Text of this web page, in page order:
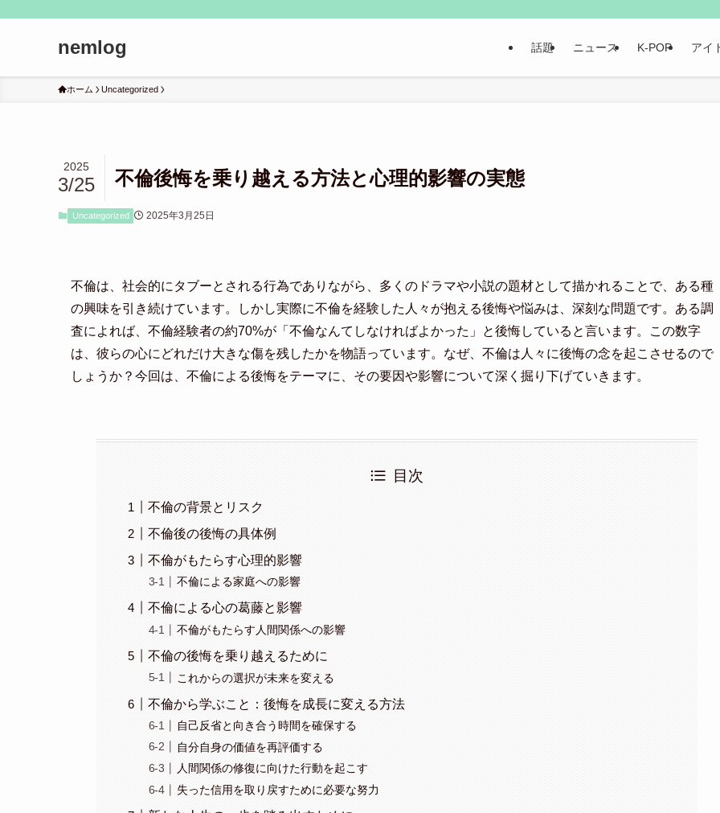
nemlog 話題 ニュース K-POP アイ
ホーム Uncategorized
不倫後悔を乗り越える方法と心理的影響の実態
2025
3/25
Uncategorized 2025年3月25日
不倫は、社会的にタブーとされる行為でありながら、多くのドラマや小説の題材として描かれることで、ある種
の興味を引き続けています。しかし実際に不倫を経験した人々が抱える後悔や悩みは、深刻な問題です。ある調
査によれば、不倫経験者の約70%が「不倫なんてしなければよかった」と後悔していると言います。この数字
は、彼らの心にどれだけ大きな傷を残したかを物語っています。なぜ、不倫は人々に後悔の念を起こさせるので
しょうか？今回は、不倫による後悔をテーマに、その要因や影響について深く掘り下げていきます。
目次
不倫の背景とリスク
不倫後の後悔の具体例
不倫がもたらす心理的影響
不倫による家庭への影響
不倫による心の葛藤と影響
不倫がもたらす人間関係への影響
不倫の後悔を乗り越えるために
これからの選択が未来を変える
不倫から学ぶこと：後悔を成長に変える方法
自己反省と向き合う時間を確保する
自分自身の価値を再評価する
人間関係の修復に向けた行動を起こす
失った信用を取り戻すために必要な努力